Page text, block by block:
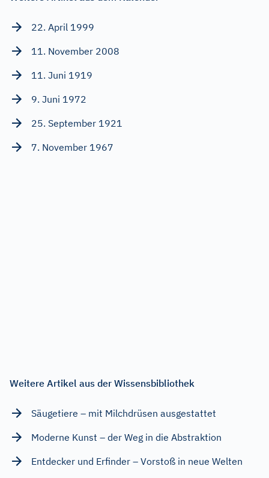
22. April 1999
11. November 2008
11. Juni 1919
9. Juni 1972
25. September 1921
7. November 1967
Weitere Artikel aus der Wissensbibliothek
Säugetiere – mit Milchdrüsen ausgestattet
Moderne Kunst – der Weg in die Abstraktion
Entdecker und Erfinder – Vorstoß in neue Welten